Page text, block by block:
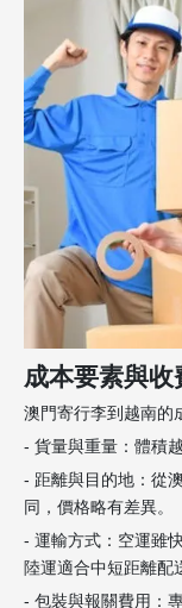
成本要素與收
澳門寄行李到越南的
- 貨量與重量：體積
- 距離與目的地：從
同，價格略有差異。
- 運輸方式：空運雖
陸運適合中短距離配
- 包裝與報關費用：